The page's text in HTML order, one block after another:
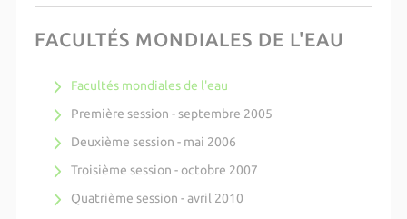
FACULTÉS MONDIALES DE L'EAU
Facultés mondiales de l'eau
Première session - septembre 2005
Deuxième session - mai 2006
Troisième session - octobre 2007
Quatrième session - avril 2010